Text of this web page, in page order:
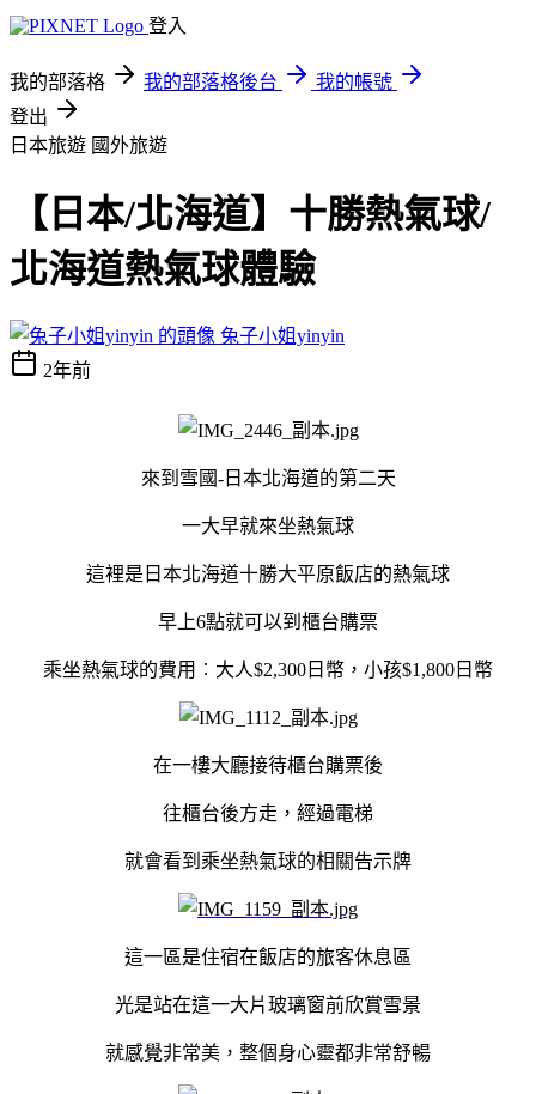
登入
我的部落格 我的部落格後台
我的帳號
登出
日本旅遊 國外旅遊
【日本/北海道】十勝熱氣球/
北海道熱氣球體驗
兔子小姐yinyin
2年前
來到雪國-日本北海道的第二天
一大早就來坐熱氣球
這裡是日本北海道十勝大平原飯店的熱氣球
早上6點就可以到櫃台購票
乘坐熱氣球的費用︰大人$2,300日幣，小孩$1,800日幣
在一樓大廳接待櫃台購票後
往櫃台後方走，經過電梯
就會看到乘坐熱氣球的相關告示牌
這一區是住宿在飯店的旅客休息區
光是站在這一大片玻璃窗前欣賞雪景
就感覺非常美，整個身心靈都非常舒暢